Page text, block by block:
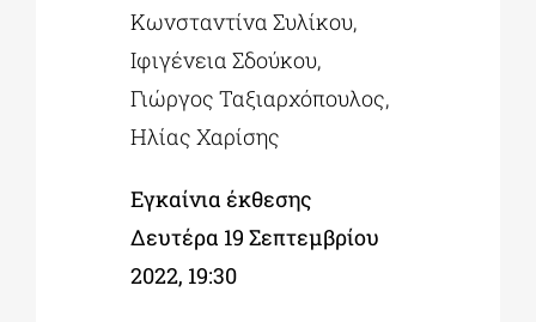
Κωνσταντίνα Συλίκου,
Ιφιγένεια Σδούκου,
Γιώργος Ταξιαρχόπουλος,
Ηλίας Χαρίσης
Εγκαίνια έκθεσης
Δευτέρα 19 Σεπτεμβρίου
2022, 19:30